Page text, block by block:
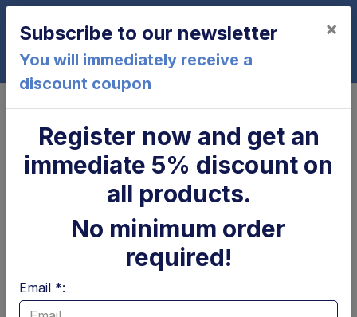
0
ZA200-175
Subscribe to our newsletter
You will immediately receive a
discount coupon
×
Register now and get an
immediate 5% discount on
all products.
No minimum order
required!
Email *: